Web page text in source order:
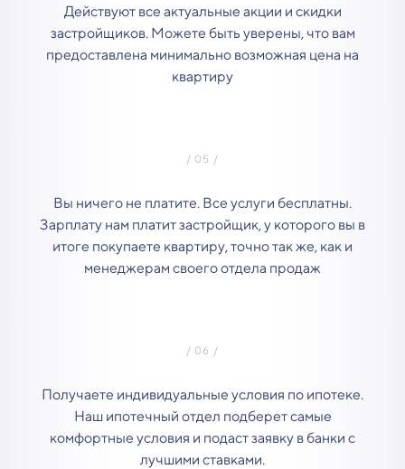
Действуют все актуальные акции и скидки
застройщиков. Можете быть уверены, что вам
предоставлена минимально возможная цена на
квартиру
Вы ничего не платите. Все услуги бесплатны.
Зарплату нам платит застройщик, у которого вы в
итоге покупаете квартиру, точно так же, как и
менеджерам своего отдела продаж
Получаете индивидуальные условия по ипотеке.
Наш ипотечный отдел подберет самые
комфортные условия и подаст заявку в банки с
лучшими ставками.